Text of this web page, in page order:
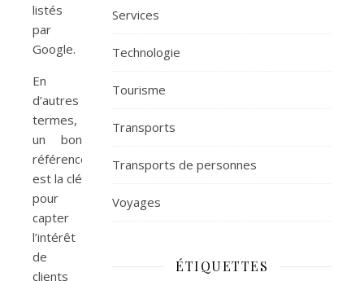
listés
par
Google.
En
d’autres
termes,
un bon
référencement
est la clé
pour
capter
l’intérêt
de
clients
Services
Technologie
Tourisme
Transports
Transports de personnes
Voyages
ÉTIQUETTES